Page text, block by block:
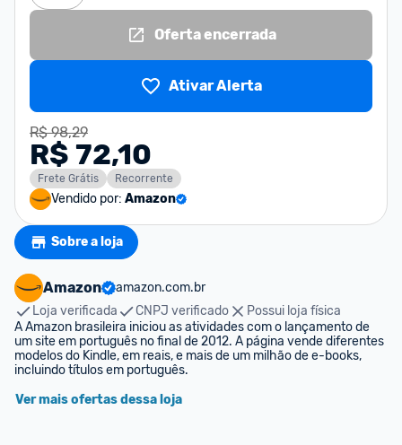
Oferta encerrada
Ativar Alerta
R$ 98,29
R$ 72,10
Frete Grátis Recorrente
Vendido por: Amazon
Sobre a loja
Amazon
amazon.com.br
Loja verificada
CNPJ verificado
Possui loja física
A Amazon brasileira iniciou as atividades com o lançamento de
um site em português no final de 2012. A página vende diferentes
modelos do Kindle, em reais, e mais de um milhão de e-books,
incluindo títulos em português.
Ver mais ofertas dessa loja